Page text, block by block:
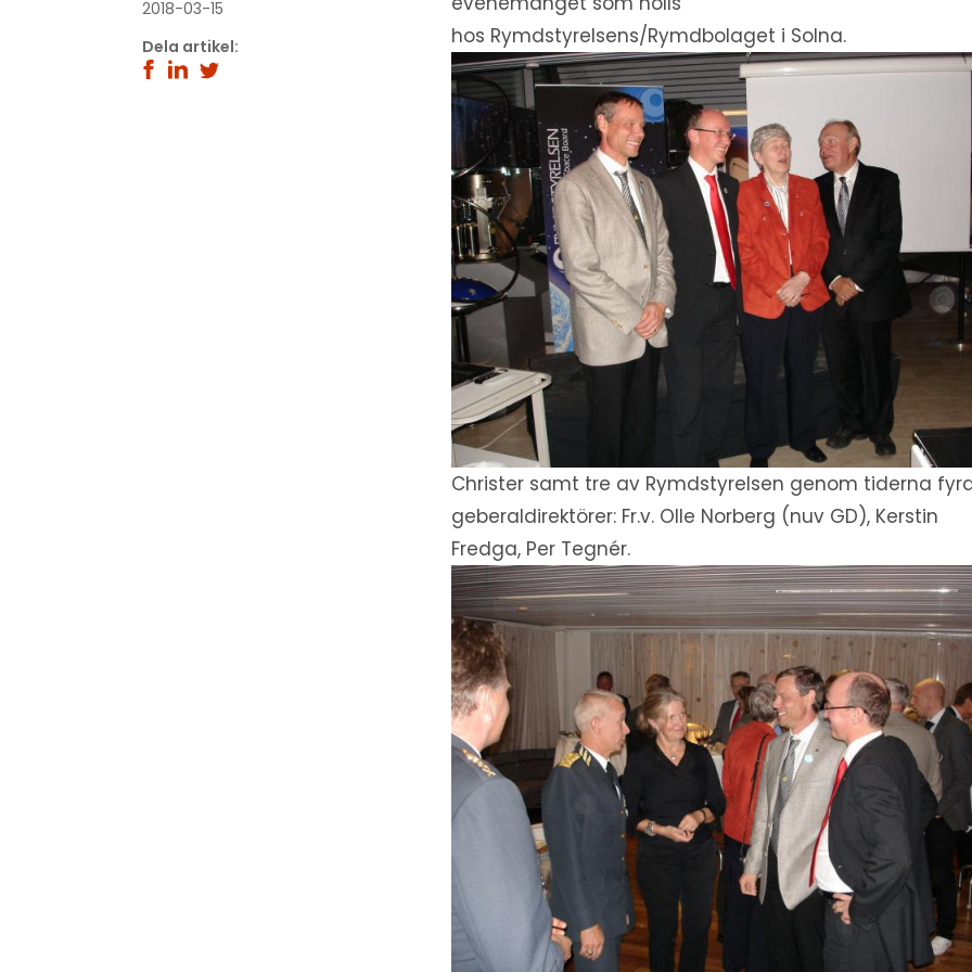
2018-03-15
Dela artikel:
hos Rymdstyrelsens/Rymdbolaget i Solna.
Christer samt tre av Rymdstyrelsen genom tiderna
geberaldirektörer: Fr.v. Olle Norberg (nuv GD), Kerstin
Fredga, Per Tegnér.